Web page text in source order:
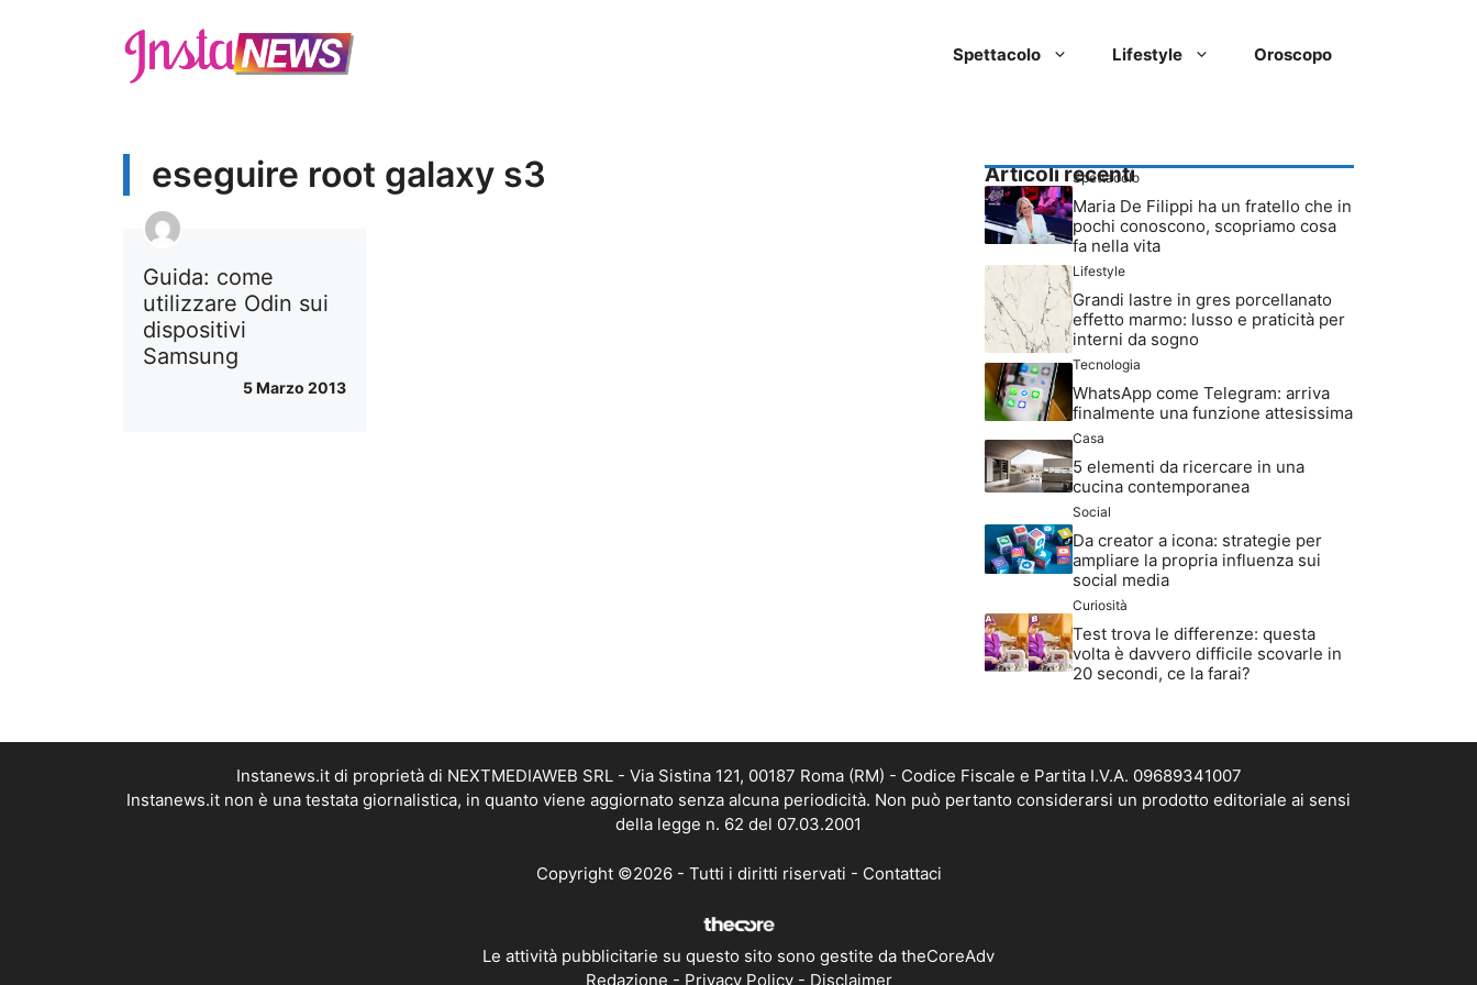
Spettacolo Lifestyle Oroscopo
eseguire root galaxy s3
Guida: come
utilizzare Odin sui
dispositivi
Samsung
5 Marzo 2013
Articoli recenti
Spettacolo
Maria De Filippi ha un fratello che in
pochi conoscono, scopriamo cosa
fa nella vita
Lifestyle
Grandi lastre in gres porcellanato
effetto marmo: lusso e praticità per
interni da sogno
Tecnologia
WhatsApp come Telegram: arriva
finalmente una funzione attesissima
Casa
5 elementi da ricercare in una
cucina contemporanea
Social
Da creator a icona: strategie per
ampliare la propria influenza sui
social media
Curiosità
Test trova le differenze: questa
volta è davvero difficile scovarle in
20 secondi, ce la farai?
Instanews.it di proprietà di NEXTMEDIAWEB SRL - Via Sistina 121, 00187 Roma (RM) - Codice Fiscale e Partita I.V.A. 09689341007
Instanews.it non è una testata giornalistica, in quanto viene aggiornato senza alcuna periodicità. Non può pertanto considerarsi un prodotto editoriale ai sensi
della legge n. 62 del 07.03.2001
Copyright ©2026 - Tutti i diritti riservati - Contattaci
Le attività pubblicitarie su questo sito sono gestite da theCoreAdv
Redazione - Privacy Policy- Disclaimer